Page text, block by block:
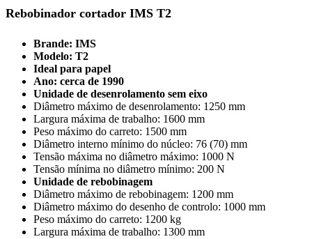
Rebobinador cortador IMS T2
Brande: IMS
Modelo: T2
Ideal para papel
Ano: cerca de 1990
Unidade de desenrolamento sem eixo
Diâmetro máximo de desenrolamento: 1250 mm
Largura máxima de trabalho: 1600 mm
Peso máximo do carreto: 1500 mm
Diâmetro interno mínimo do núcleo: 76 (70) mm
Tensão máxima no diâmetro máximo: 1000 N
Tensão mínima no diâmetro mínimo: 200 N
Unidade de rebobinagem
Diâmetro máximo de rebobinagem: 1200 mm
Diâmetro máximo do desenho de controlo: 1000 mm
Peso máximo do carreto: 1200 kg
Largura máxima de trabalho: 1300 mm